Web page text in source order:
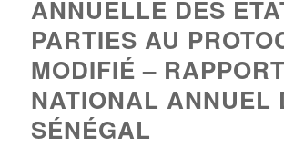
ANNUELLE DES
PARTIES AU
MODIFIÉ – RAPPORT
NATIONAL ANNUEL
SÉNÉGAL